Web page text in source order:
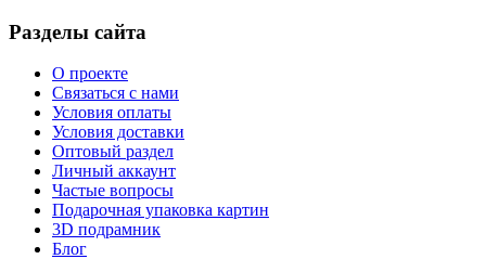
Разделы сайта
О проекте
Связаться с нами
Условия оплаты
Условия доставки
Оптовый раздел
Личный аккаунт
Частые вопросы
Подарочная упаковка картин
3D подрамник
Блог